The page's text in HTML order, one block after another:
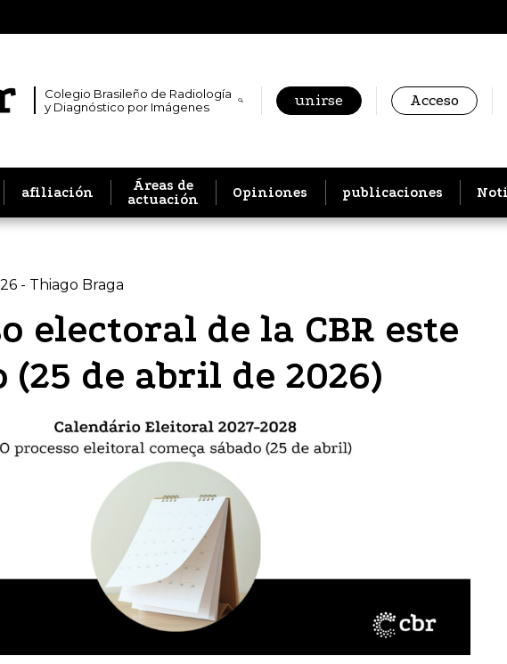
Colegio Brasileño de Radiología
y Diagnóstico por Imágenes
unirse Acceso
afiliación
Áreas de
actuación
Opiniones publicaciones
- Thiago Braga
electoral de la CBR este
(25 de abril de 2026)